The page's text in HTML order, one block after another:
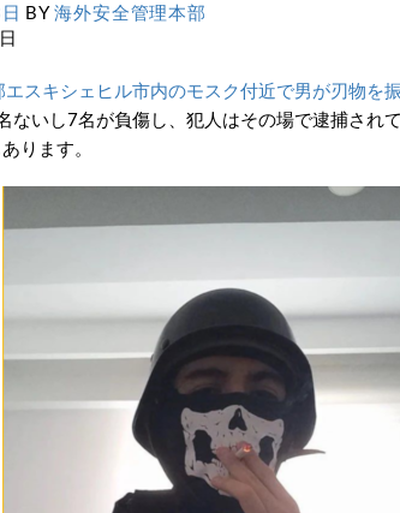
BY海外安全管理本部
スキシェヒル市内のモスク付近で男が刃物を
ないし7名が負傷し、犯人はその場で逮捕され
ります。